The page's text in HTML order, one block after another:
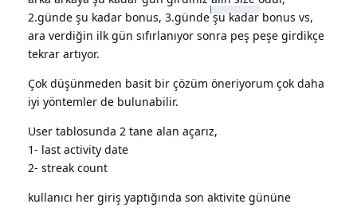
2.günde şu kadar bonus, 3.günde şu kadar bonus vs,
ara verdiğin ilk gün sıfırlanıyor sonra peş peşe girdikçe
tekrar artıyor.
Çok düşünmeden basit bir çözüm öneriyorum çok daha
iyi yöntemler de bulunabilir.
User tablosunda 2 tane alan açarız,
1- last activity date
2- streak count
kullanıcı her giriş yaptığında son aktivite gününe